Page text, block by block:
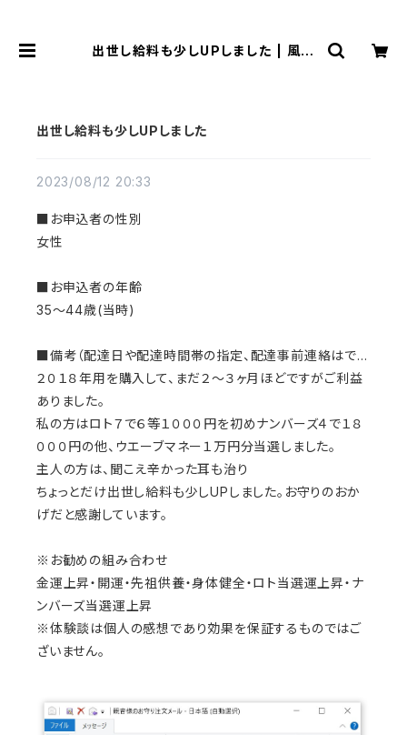
出世し給料も少しUPしました | 風水
出世し給料も少しUPしました
2023/08/12 20:33
■お申込者の性別
女性
■お申込者の年齢
35～44歳(当時)
■備考（配達日や配達時間帯の指定、配達事前連絡はで...
２０１８年用を購入して、まだ２～３ヶ月ほどですがご利益
ありました。
私の方はロト７で６等１０００円を初めナンバーズ４で１８
０００円の他、ウエーブマネー１万円分当選しました。
主人の方は、聞こえ辛かった耳も治り
ちょっとだけ出世し給料も少しUPしました。お守りのおか
げだと感謝しています。
※お勧めの組み合わせ
金運上昇・開運・先祖供養・身体健全・ロト当選運上昇・ナ
ンバーズ当選運上昇
※体験談は個人の感想であり効果を保証するものではご
ざいません。